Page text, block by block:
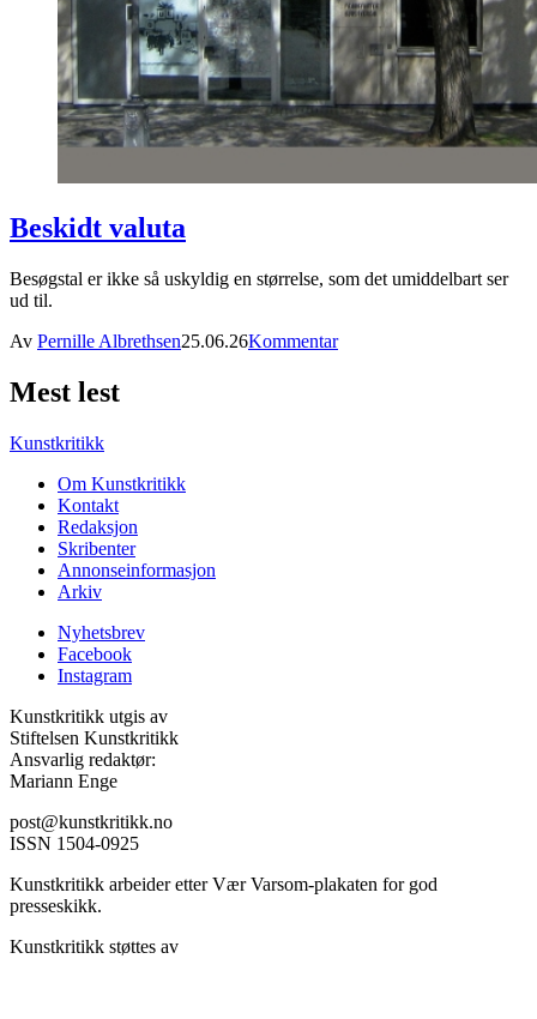
Beskidt valuta
Besøgstal er ikke så uskyldig en størrelse, som det umiddelbart ser
ud til.
Av Pernille Albrethsen25.06.26Kommentar
Mest lest
Kunstkritikk
Om Kunstkritikk
Kontakt
Redaksjon
Skribenter
Annonseinformasjon
Arkiv
Nyhetsbrev
Facebook
Instagram
Kunstkritikk utgis av
Stiftelsen Kunstkritikk
Ansvarlig redaktør:
Mariann Enge
post@kunstkritikk.no
ISSN 1504-0925
Kunstkritikk arbeider etter Vær Varsom-plakaten for god
presseskikk.
Kunstkritikk støttes av